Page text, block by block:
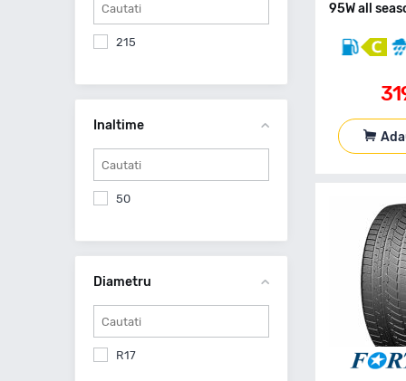
95W all
215
Inaltime
50
Diametru
R17